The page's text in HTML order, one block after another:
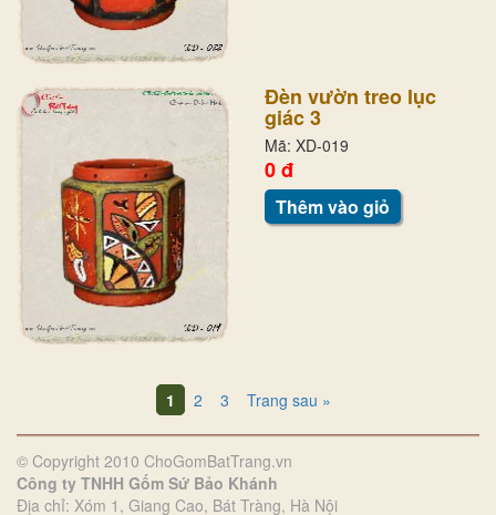
Đèn vườn treo lục
giác 3
Mã: XD-019
0 đ
Thêm vào giỏ
1 2 3 Trang sau »
© Copyright 2010 ChoGomBatTrang.vn
Công ty TNHH Gốm Sứ Bảo Khánh
Địa chỉ: Xóm 1, Giang Cao, Bát Tràng, Hà Nội